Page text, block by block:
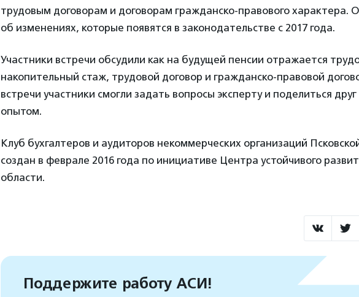
трудовым договорам и договорам гражданско-правового характера.
об изменениях, которые появятся в законодательстве с 2017 года.
Участники встречи обсудили как на будущей пенсии отражается
накопительный стаж, трудовой договор и гражданско-правовой
встречи участники смогли задать вопросы эксперту и поделиться друг
опытом.
Клуб бухгалтеров и аудиторов некоммерческих организаций
создан в феврале 2016 года по инициативе Центра устойчивого
области.
Поддержите работу АСИ!